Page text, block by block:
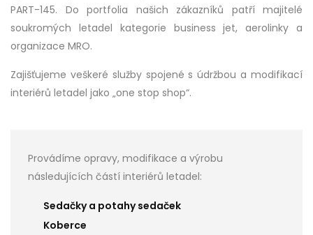
PART-145. Do portfolia našich zákazníků patří majitelé
soukromých letadel kategorie business jet, aerolinky a
organizace MRO.
Zajišťujeme veškeré služby spojené s údržbou a modifikací
interiérů letadel jako „one stop shop“.
Provádíme opravy, modifikace a výrobu
následujících částí interiérů letadel:
Sedačky a potahy sedaček
Koberce